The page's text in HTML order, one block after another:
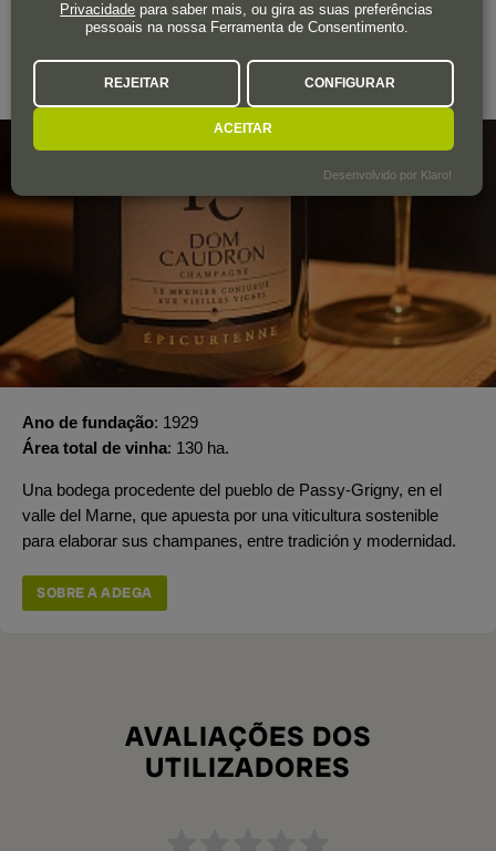
CHAMPAGNE DOM CAUDRON
Champagne
Ano de fundação 1929
Área total de vinha 130 ha.
Una bodega procedente del pueblo de Passy-Grigny, en el
valle del Marne, que apuesta por una viticultura sostenible
para elaborar sus champanes, entre tradición y modernidad.
SOBRE A ADEGA
AVALIAÇÕES DOS
UTILIZADORES
Privacidade para saber mais, ou gira as suas preferências
pessoais na nossa Ferramenta de Consentimento.
REJEITAR CONFIGURAR
ACEITAR
Desenvolvido por Klaro!